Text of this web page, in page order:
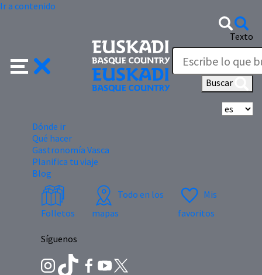
Ir a contenido
Texto
Buscar
Dónde ir
Qué hacer
Gastronomía Vasca
Planifica tu viaje
Blog
Folletos
Todo en los
mapas
Mis
favoritos
Síguenos